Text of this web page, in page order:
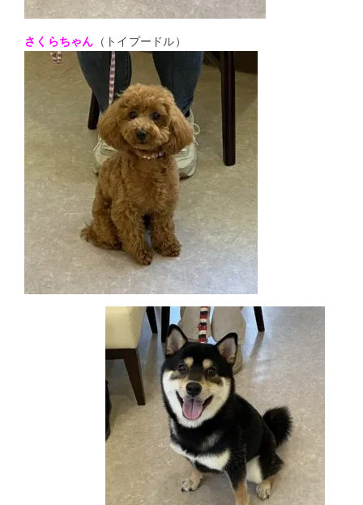
さくらちゃん （トイプードル）